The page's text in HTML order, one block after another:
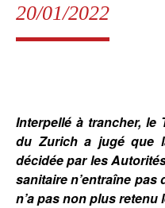
20/01/2022
Interpellé à trancher,
du Zurich a jugé que
décidée par les
sanitaire n’entraîne pas
n’a pas non plus retenu